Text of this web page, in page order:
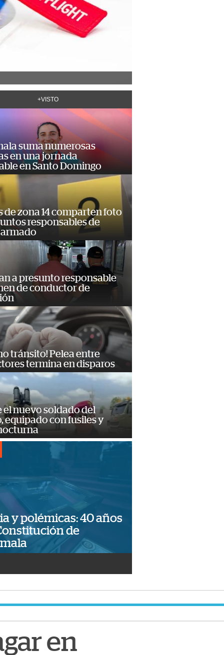
+VISTO
suma numerosas
en una jornada
en Santo Domingo
de zona 14 comparten foto
responsables de
a presunto responsable
de conductor de
tránsito! Pelea entre
termina en disparos
el nuevo soldado del
equipado con fusiles y
y polémicas: 40 años
de
en